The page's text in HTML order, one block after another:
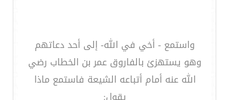
واستمع - أخي في الله- إلى أحد دعاتهم
وهو يستهزئ بالفاروق عمر بن الخطاب رضي
الله عنه أمام أتباعه الشيعة فاستمع ماذا